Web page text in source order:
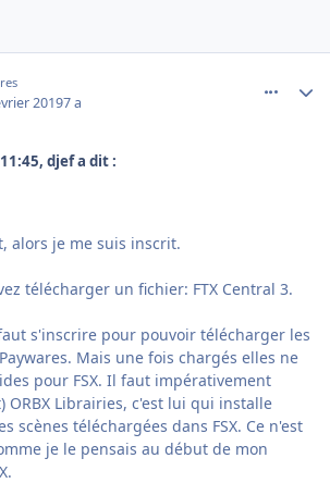
20197 a
djef a dit :
alors je me suis inscrit.
télécharger un fichier: FTX Central 3.
s'inscrire pour pouvoir télécharger les
Mais une fois chargés elles ne
pour FSX. Il faut impérativement
Librairies, c'est lui qui installe
scènes téléchargées dans FSX. Ce n'est
je le pensais au début de mon